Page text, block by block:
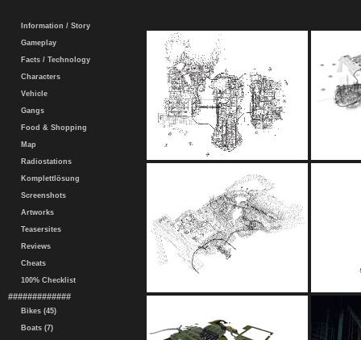
Information / Story
Gameplay
Facts / Technology
Characters
Vehicle
Gangs
Food & Shopping
Map
Radiostations
Komplettlösung
Screenshots
Artworks
Teasersites
Reviews
Cheats
100% Checklist
#############
Bikes (45)
Boats (7)